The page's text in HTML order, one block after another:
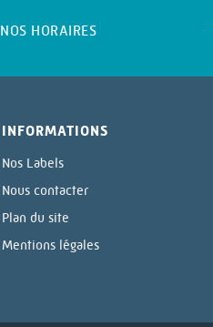
NOS HORAIRES
INFORMATIONS
Nos Labels
Nous contacter
Plan du site
Mentions légales